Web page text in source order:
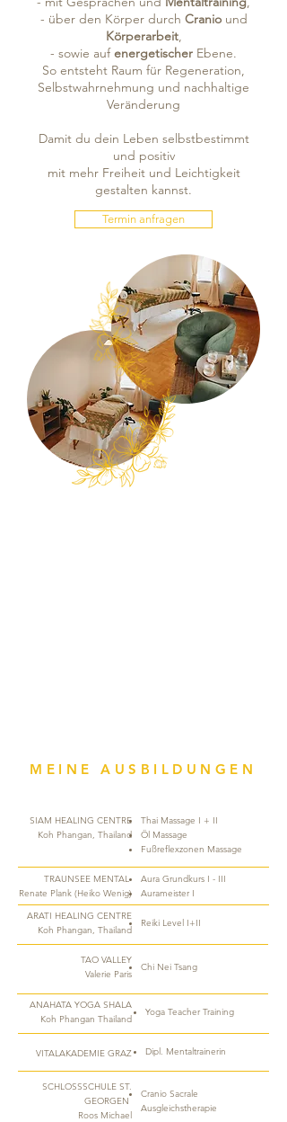
- über den Körper durch Craniound
Körperarbeit,
- sowie aufenergetischer Ebene.
So entsteht Raum für Regeneration,
Selbstwahrnehmung und nachhaltige
Veränderung
Damit du dein Leben selbstbestimmt
und positiv
mit mehr Freiheit und Leichtigkeit
gestalten kannst.
Termin anfragen
MEINE AUSBILDUNGEN
SIAM HEALING CENTRE
Koh Phangan, Thailand
Thai Massage I + II
Öl Massage
Fußreflexzonen Massage
TRAUNSEE MENTAL
Renate Plank (Heiko Wenig)
Aura Grundkurs I - III
Aurameister I
ARATI HEALING CENTRE
Koh Phangan, Thailand​
Reiki Level I+II
TAO VALLEY
Valerie Paris
Chi Nei Tsang
ANAHATA YOGA SHALA
Koh Phangan Thailand
Yoga Teacher Training
VITALAKADEMIE GRAZ Dipl. Mentaltrainerin
SCHLOSSSCHULE ST.
GEORGEN
Roos Michael
Cranio Sacrale
Ausgleichstherapie